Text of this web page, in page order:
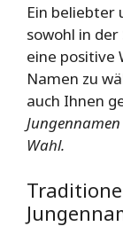
Ein beliebter
sowohl in
eine positive
Namen zu
auch Ihnen
Wahl.